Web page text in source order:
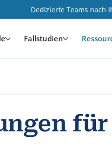
Dedizierte Teams nach
Fallstudien
für